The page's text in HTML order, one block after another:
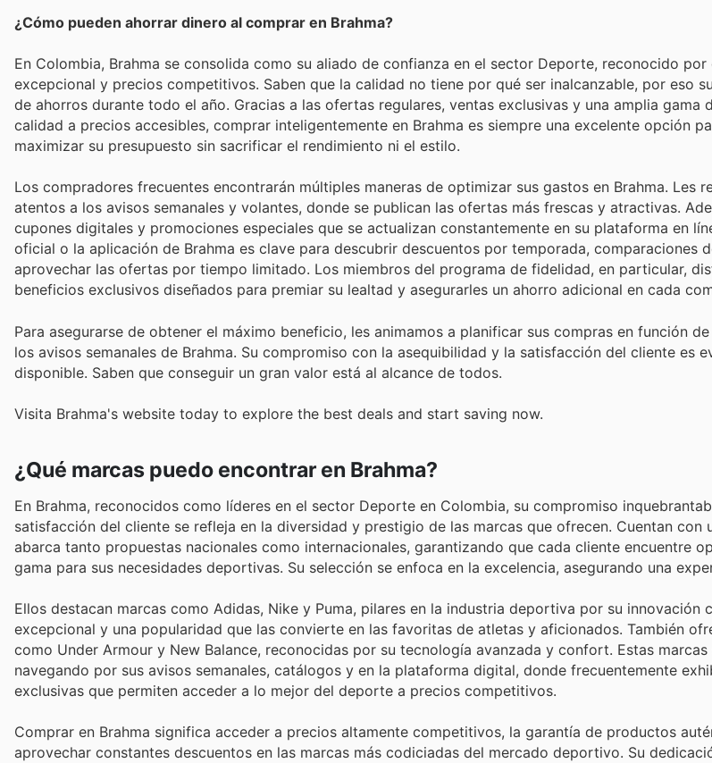
¿Cómo pueden ahorrar dinero al comprar en Brahma?
En Colombia, Brahma se consolida como su aliado de confianza en el sector Deporte, reconocido
excepcional y precios competitivos. Saben que la calidad no tiene por qué ser inalcanzable, por eso
de ahorros durante todo el año. Gracias a las ofertas regulares, ventas exclusivas y una amplia gama
calidad a precios accesibles, comprar inteligentemente en Brahma es siempre una excelente opción
maximizar su presupuesto sin sacrificar el rendimiento ni el estilo.
Los compradores frecuentes encontrarán múltiples maneras de optimizar sus gastos en Brahma. Les
atentos a los avisos semanales y volantes, donde se publican las ofertas más frescas y atractivas.
cupones digitales y promociones especiales que se actualizan constantemente en su plataforma en
oficial o la aplicación de Brahma es clave para descubrir descuentos por temporada, comparaciones
aprovechar las ofertas por tiempo limitado. Los miembros del programa de fidelidad, en particular,
beneficios exclusivos diseñados para premiar su lealtad y asegurarles un ahorro adicional en cada
Para asegurarse de obtener el máximo beneficio, les animamos a planificar sus compras en función
los avisos semanales de Brahma. Su compromiso con la asequibilidad y la satisfacción del cliente es
disponible. Saben que conseguir un gran valor está al alcance de todos.
Visita Brahma's website today to explore the best deals and start saving now.
¿Qué marcas puedo encontrar en Brahma?
En Brahma, reconocidos como líderes en el sector Deporte en Colombia, su compromiso
satisfacción del cliente se refleja en la diversidad y prestigio de las marcas que ofrecen. Cuentan
abarca tanto propuestas nacionales como internacionales, garantizando que cada cliente encuentre
gama para sus necesidades deportivas. Su selección se enfoca en la excelencia, asegurando una
Ellos destacan marcas como Adidas, Nike y Puma, pilares en la industria deportiva por su innovación
excepcional y una popularidad que las convierte en las favoritas de atletas y aficionados. También
como Under Armour y New Balance, reconocidas por su tecnología avanzada y confort. Estas
navegando por sus avisos semanales, catálogos y en la plataforma digital, donde frecuentemente
exclusivas que permiten acceder a lo mejor del deporte a precios competitivos.
Comprar en Brahma significa acceder a precios altamente competitivos, la garantía de productos
aprovechar constantes descuentos en las marcas más codiciadas del mercado deportivo. Su